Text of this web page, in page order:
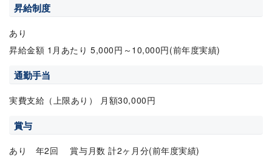
昇給制度
あり
昇給金額 1月あたり 5,000円～10,000円(前年度実績)
通勤手当
実費支給（上限あり） 月額30,000円
賞与
あり 年2回 賞与月数 計2ヶ月分(前年度実績)